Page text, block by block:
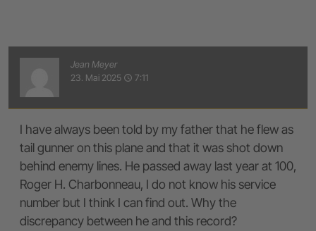
Jean Meyer
23. Mai 2025 access_time 7:11
I have always been told by my father that he flew as
tail gunner on this plane and that it was shot down
behind enemy lines. He passed away last year at 100,
Roger H. Charbonneau, I do not know his service
number but I think I can find out. Why the
discrepancy between he and this record?